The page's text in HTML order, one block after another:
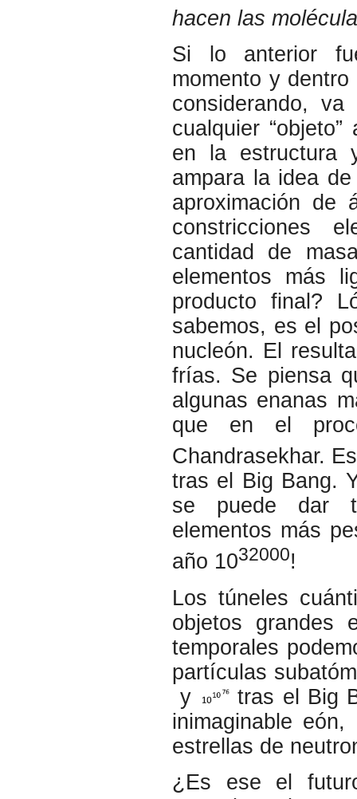
hacen las
Si lo anterior
momento y
considerando,
cualquier
en la estructura
ampara la idea
aproximación de
constricciones
cantidad de
elementos más
producto final?
sabemos, es el
nucleón. El
frías. Se piensa
algunas enanas
que en el
Chandrasekhar.
tras el Big Bang.
se puede dar
elementos más
año 1032000!
Los túneles
objetos grandes
temporales
partículas
y
tras el Big
inimaginable
estrellas de
¿Es ese el